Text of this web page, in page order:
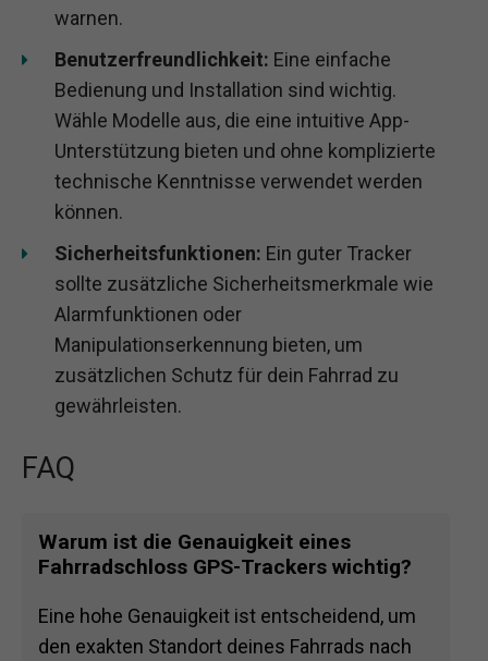
warnen.
Benutzerfreundlichkeit: Eine einfache
Bedienung und Installation sind wichtig.
Wähle Modelle aus, die eine intuitive App-
Unterstützung bieten und ohne komplizierte
technische Kenntnisse verwendet werden
können.
Sicherheitsfunktionen: Ein guter Tracker
sollte zusätzliche Sicherheitsmerkmale wie
Alarmfunktionen oder
Manipulationserkennung bieten, um
zusätzlichen Schutz für dein Fahrrad zu
gewährleisten.
FAQ
Warum ist die Genauigkeit eines
Fahrradschloss GPS-Trackers wichtig?
Eine hohe Genauigkeit ist entscheidend, um
den exakten Standort deines Fahrrads nach